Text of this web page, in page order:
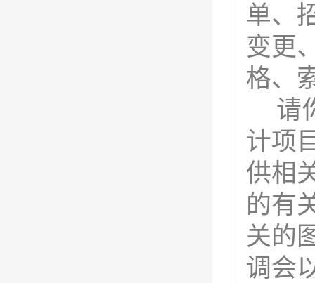
单、
变更
格、
请
计项
供相
的有
关的
调会